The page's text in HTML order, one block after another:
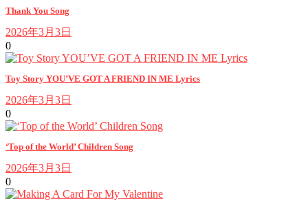
Thank You Song
2026年3月3日
0
Toy Story YOU’VE GOT A FRIEND IN ME Lyrics
2026年3月3日
0
‘Top of the World’ Children Song
2026年3月3日
0